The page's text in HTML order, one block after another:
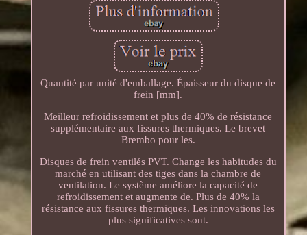
Quantité par unité d'emballage. Épaisseur du disque de
frein [mm].
Meilleur refroidissement et plus de 40% de résistance
supplémentaire aux fissures thermiques. Le brevet
Brembo pour les.
Disques de frein ventilés PVT. Change les habitudes du
marché en utilisant des tiges dans la chambre de
ventilation. Le système améliore la capacité de
refroidissement et augmente de. Plus de 40% la
résistance aux fissures thermiques. Les innovations les
plus significatives sont.